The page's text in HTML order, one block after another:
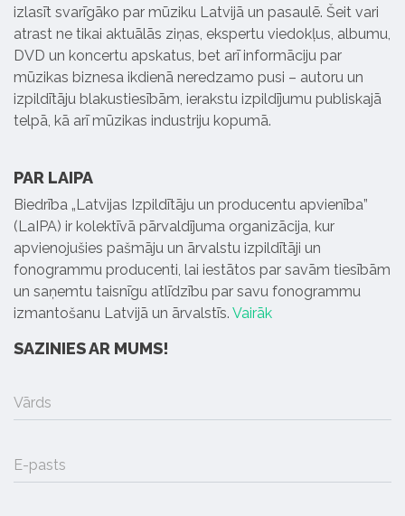
izlasīt svarīgāko par mūziku Latvijā un pasaulē. Šeit vari
atrast ne tikai aktuālās ziņas, ekspertu viedokļus, albumu,
DVD un koncertu apskatus, bet arī informāciju par
mūzikas biznesa ikdienā neredzamo pusi – autoru un
izpildītāju blakustiesībām, ierakstu izpildījumu publiskajā
telpā, kā arī mūzikas industriju kopumā.
PAR LAIPA
Biedrība „Latvijas Izpildītāju un producentu apvienība”
(LaIPA) ir kolektīvā pārvaldījuma organizācija, kur
apvienojušies pašmāju un ārvalstu izpildītāji un
fonogrammu producenti, lai iestātos par savām tiesībām
un saņemtu taisnīgu atlīdzību par savu fonogrammu
izmantošanu Latvijā un ārvalstīs. Vairāk
SAZINIES AR MUMS!
Vārds
E-pasts